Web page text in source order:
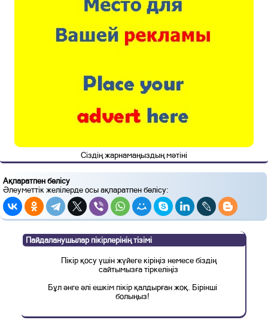
Сіздің жарнамаңыздың мәтіні
Ақпаратпен бөлісу
Әлеуметтік желілерде осы ақпаратпен бөлісу:
Пайдаланушылар пікірлерінің тізімі
Пікір қосу үшін жүйеге кіріңіз немесе біздің
сайтымызға тіркеліңіз
Бұл әнге әлі ешкім пікір қалдырған жоқ. Бірінші
болыңыз!